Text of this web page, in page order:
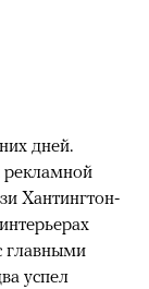
дней.
рекламной
Хантингтон-
главными
успел